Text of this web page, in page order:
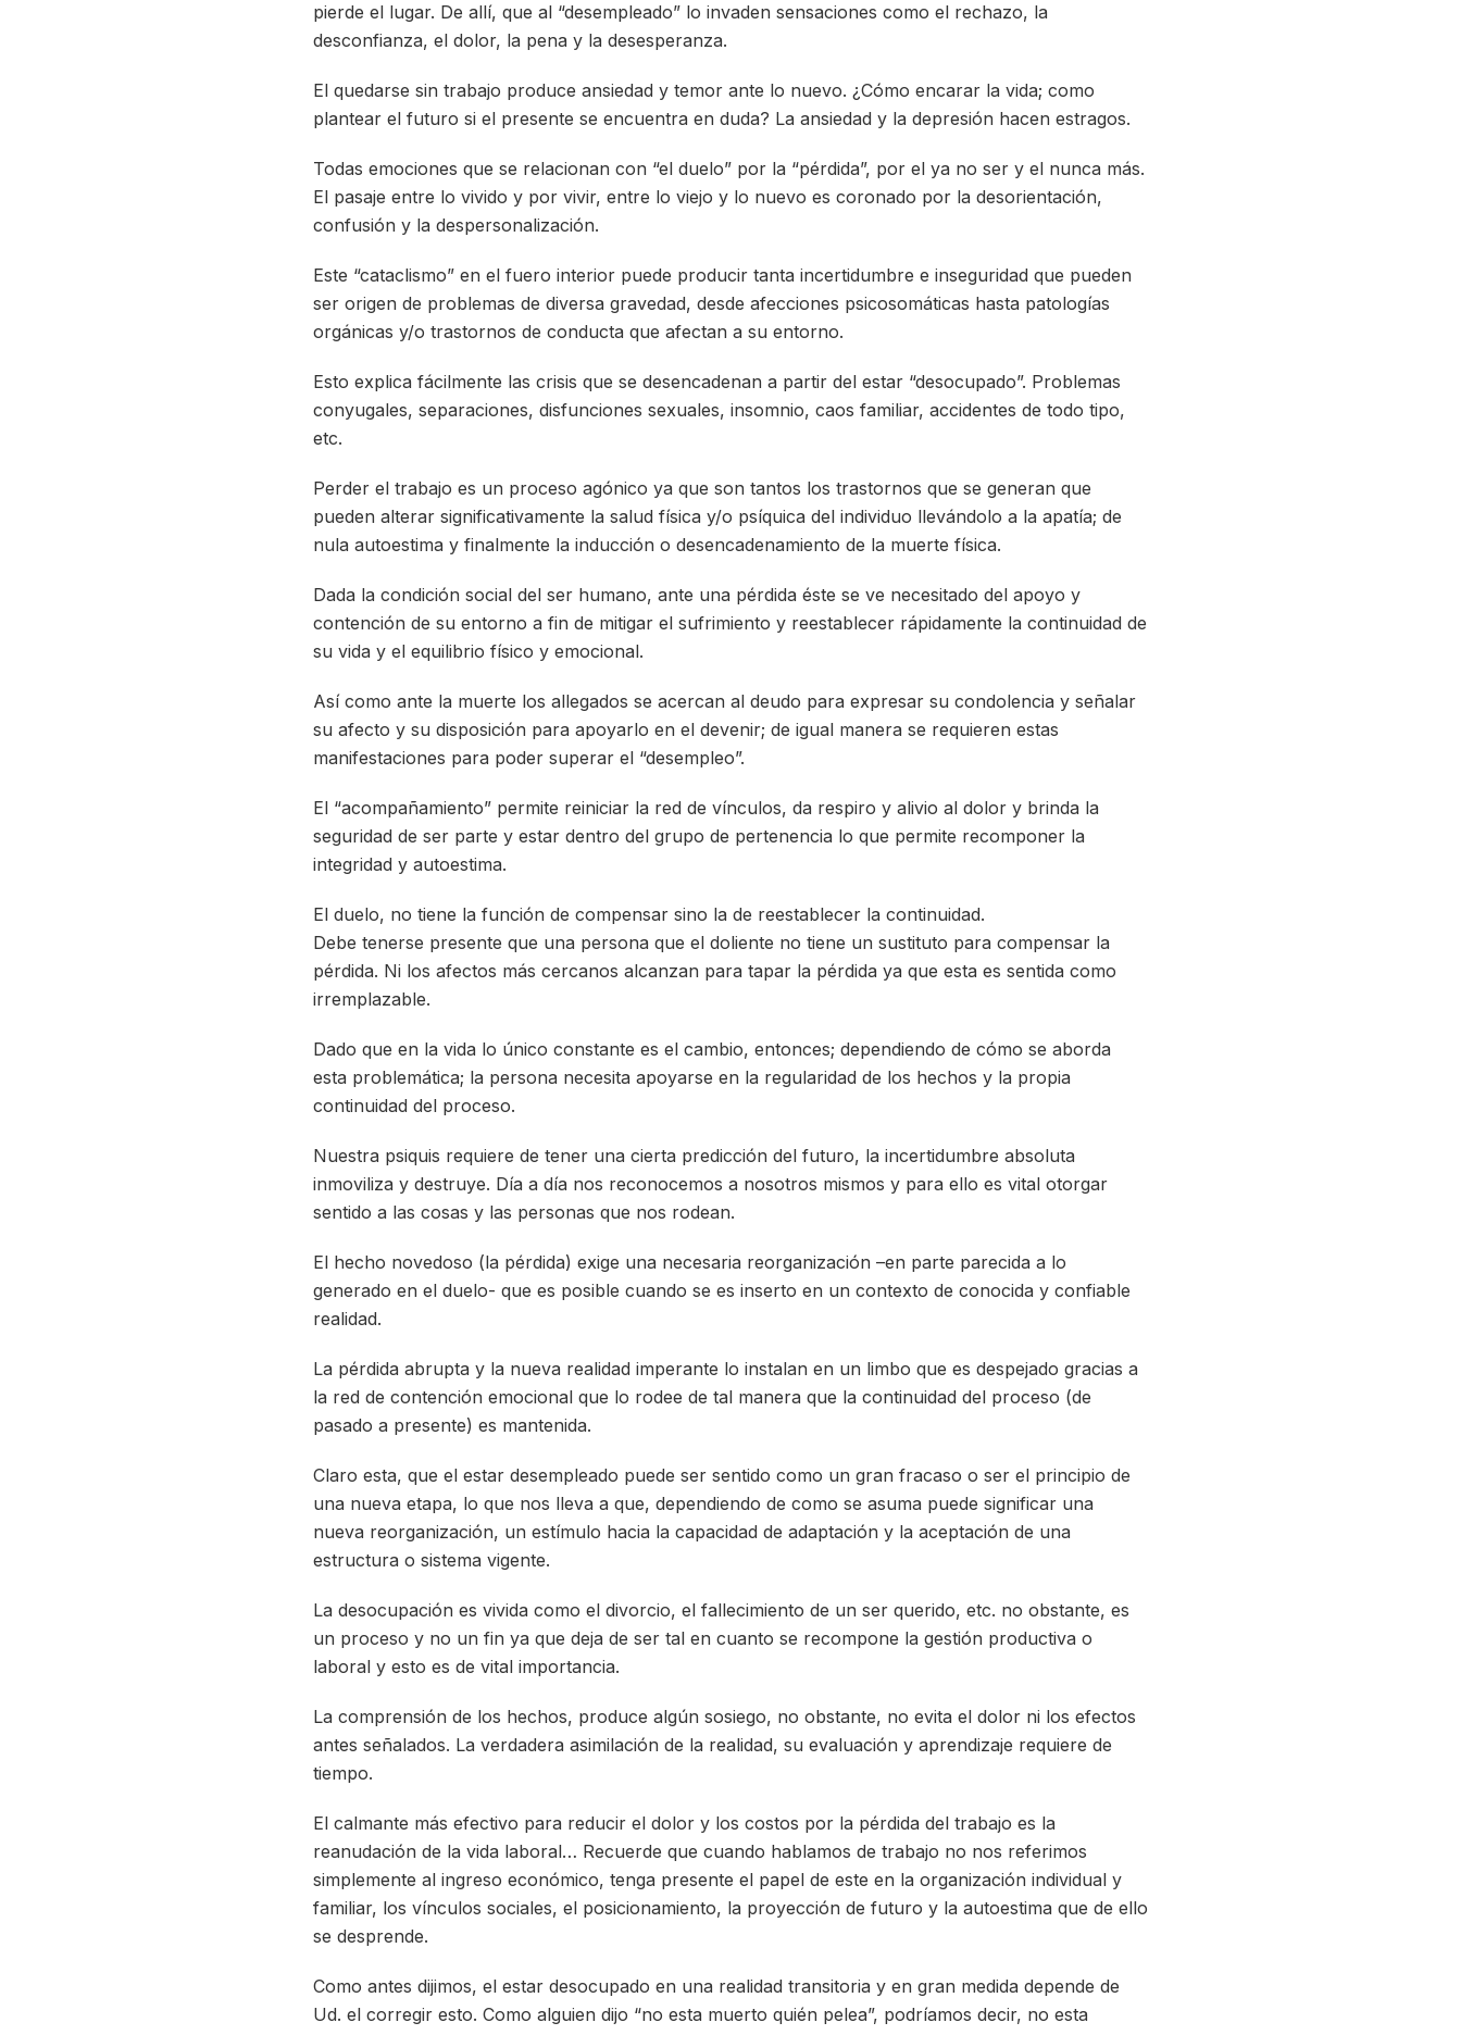
pierde el lugar. De allí, que al “desempleado” lo invaden sensaciones como el rechazo, la
desconfianza, el dolor, la pena y la desesperanza.
El quedarse sin trabajo produce ansiedad y temor ante lo nuevo. ¿Cómo encarar la vida; como
plantear el futuro si el presente se encuentra en duda? La ansiedad y la depresión hacen estragos.
Todas emociones que se relacionan con “el duelo” por la “pérdida”, por el ya no ser y el nunca más.
El pasaje entre lo vivido y por vivir, entre lo viejo y lo nuevo es coronado por la desorientación,
confusión y la despersonalización.
Este “cataclismo” en el fuero interior puede producir tanta incertidumbre e inseguridad que pueden
ser origen de problemas de diversa gravedad, desde afecciones psicosomáticas hasta patologías
orgánicas y/o trastornos de conducta que afectan a su entorno.
Esto explica fácilmente las crisis que se desencadenan a partir del estar “desocupado”. Problemas
conyugales, separaciones, disfunciones sexuales, insomnio, caos familiar, accidentes de todo tipo,
etc.
Perder el trabajo es un proceso agónico ya que son tantos los trastornos que se generan que
pueden alterar significativamente la salud física y/o psíquica del individuo llevándolo a la apatía; de
nula autoestima y finalmente la inducción o desencadenamiento de la muerte física.
Dada la condición social del ser humano, ante una pérdida éste se ve necesitado del apoyo y
contención de su entorno a fin de mitigar el sufrimiento y reestablecer rápidamente la continuidad de
su vida y el equilibrio físico y emocional.
Así como ante la muerte los allegados se acercan al deudo para expresar su condolencia y señalar
su afecto y su disposición para apoyarlo en el devenir; de igual manera se requieren estas
manifestaciones para poder superar el “desempleo”.
El “acompañamiento” permite reiniciar la red de vínculos, da respiro y alivio al dolor y brinda la
seguridad de ser parte y estar dentro del grupo de pertenencia lo que permite recomponer la
integridad y autoestima.
El duelo, no tiene la función de compensar sino la de reestablecer la continuidad.
Debe tenerse presente que una persona que el doliente no tiene un sustituto para compensar la
pérdida. Ni los afectos más cercanos alcanzan para tapar la pérdida ya que esta es sentida como
irremplazable.
Dado que en la vida lo único constante es el cambio, entonces; dependiendo de cómo se aborda
esta problemática; la persona necesita apoyarse en la regularidad de los hechos y la propia
continuidad del proceso.
Nuestra psiquis requiere de tener una cierta predicción del futuro, la incertidumbre absoluta
inmoviliza y destruye. Día a día nos reconocemos a nosotros mismos y para ello es vital otorgar
sentido a las cosas y las personas que nos rodean.
El hecho novedoso (la pérdida) exige una necesaria reorganización –en parte parecida a lo
generado en el duelo- que es posible cuando se es inserto en un contexto de conocida y confiable
realidad.
La pérdida abrupta y la nueva realidad imperante lo instalan en un limbo que es despejado gracias a
la red de contención emocional que lo rodee de tal manera que la continuidad del proceso (de
pasado a presente) es mantenida.
Claro esta, que el estar desempleado puede ser sentido como un gran fracaso o ser el principio de
una nueva etapa, lo que nos lleva a que, dependiendo de como se asuma puede significar una
nueva reorganización, un estímulo hacia la capacidad de adaptación y la aceptación de una
estructura o sistema vigente.
La desocupación es vivida como el divorcio, el fallecimiento de un ser querido, etc. no obstante, es
un proceso y no un fin ya que deja de ser tal en cuanto se recompone la gestión productiva o
laboral y esto es de vital importancia.
La comprensión de los hechos, produce algún sosiego, no obstante, no evita el dolor ni los efectos
antes señalados. La verdadera asimilación de la realidad, su evaluación y aprendizaje requiere de
tiempo.
El calmante más efectivo para reducir el dolor y los costos por la pérdida del trabajo es la
reanudación de la vida laboral… Recuerde que cuando hablamos de trabajo no nos referimos
simplemente al ingreso económico, tenga presente el papel de este en la organización individual y
familiar, los vínculos sociales, el posicionamiento, la proyección de futuro y la autoestima que de ello
se desprende.
Como antes dijimos, el estar desocupado en una realidad transitoria y en gran medida depende de
Ud. el corregir esto. Como alguien dijo “no esta muerto quién pelea”, podríamos decir, no esta